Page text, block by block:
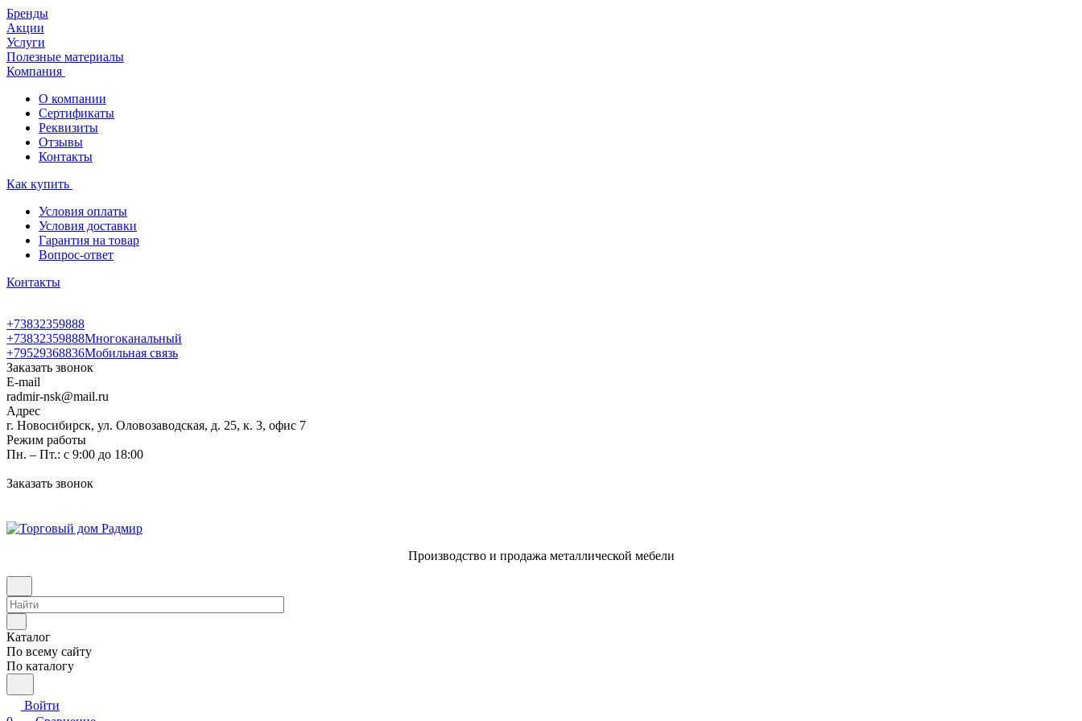
Бренды
Акции
Услуги
Полезные материалы
Компания
О компании
Сертификаты
Реквизиты
Отзывы
Контакты
Как купить
Условия оплаты
Условия доставки
Гарантия на товар
Вопрос-ответ
Контакты
+73832359888
+73832359888Многоканальный
+79529368836Мобильная связь
Заказать звонок
E-mail
radmir-nsk@mail.ru
Адрес
г. Новосибирск, ул. Оловозаводская, д. 25, к. 3, офис 7
Режим работы
Пн. – Пт.: с 9:00 до 18:00
Заказать звонок
Производство и продажа металлической мебели
Каталог
По всему сайту
По каталогу
Войти